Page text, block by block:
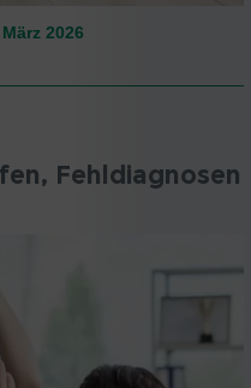
2026
Fehldiagnosen